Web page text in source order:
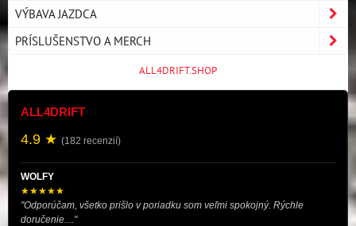
VÝBAVA JAZDCA
PRÍSLUŠENSTVO A MERCH
ALL4DRIFT.SHOP
ALL4DRIFT
4.9 ★ (182 recenzií)
WOLFY
★★★★★
"Odporúčam, všetko prišlo v poriadku som veľmi spokojný. Rýchle
doručenie...."